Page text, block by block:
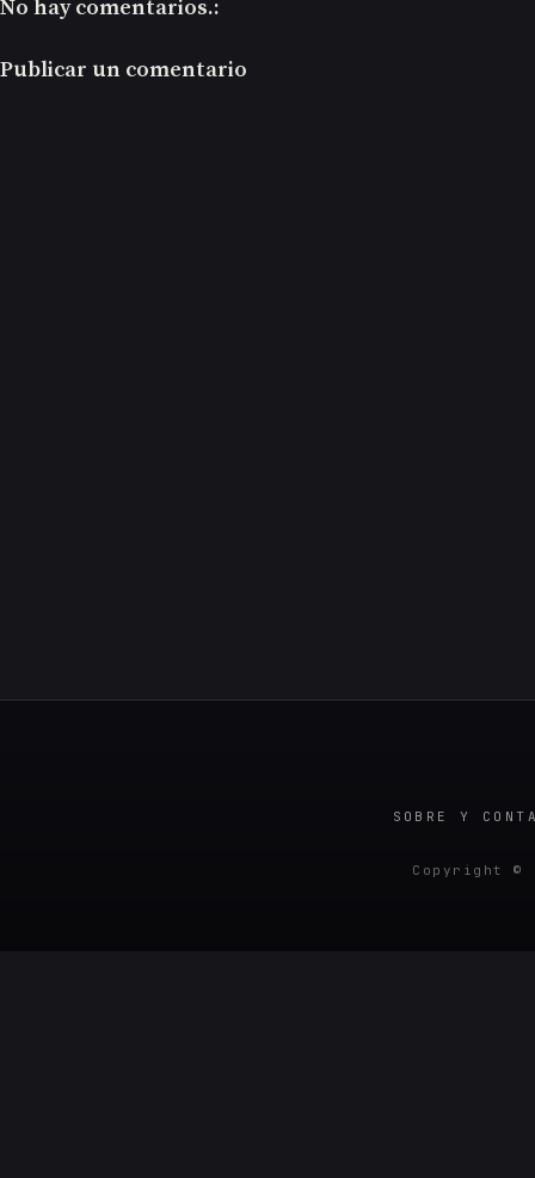
No hay comentarios.:
Publicar un comentario
SOBRE Y
Copyright ©